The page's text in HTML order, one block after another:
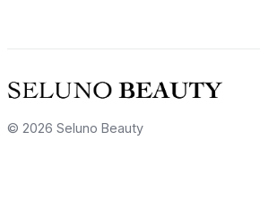
© 2026 Seluno Beauty